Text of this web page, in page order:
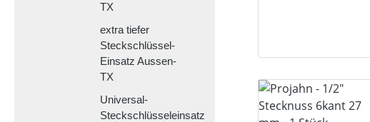
TX
extra tiefer
Steckschlüssel-
Einsatz Aussen-
TX
Universal-
Steckschlüsseleinsatz